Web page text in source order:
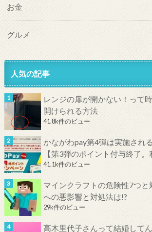
お金
グルメ
人気の記事
レンジの扉が開かない！って
開けられる方法
41.8k件のビュー
かながわpay第4弾は実施され
【第3弾のポイント付与終了。
41.1k件のビュー
マインクラフトの危険性7つ
への悪影響と対処法は!?
29k件のビュー
高木里代子さんって結婚して